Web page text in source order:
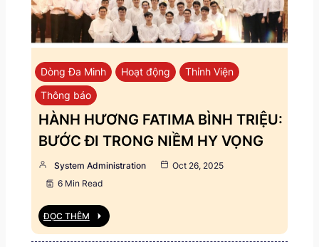
Dòng Đa Minh Hoạt động
Thỉnh Viện
Thông báo
HÀNH HƯƠNG FATIMA BÌNH TRIỆU:
BƯỚC ĐI TRONG NIỀM HY VỌNG
System Administration
Oct 26, 2025
6 Min Read
ĐỌC THÊM